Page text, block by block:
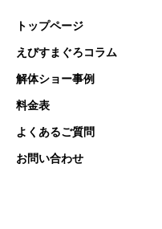
トップページ
えびすまぐろコラム
解体ショー事例
料金表
よくあるご質問
お問い合わせ